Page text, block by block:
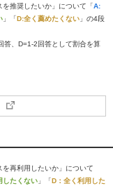
推奨したいか」について「A:
」「D:全く薦めたくない 」の4段
、D=1-2回答として割合を算
再利用したいか」について
したくない 」「D：全く利用した